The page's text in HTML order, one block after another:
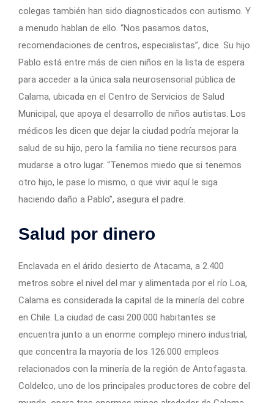
colegas también han sido diagnosticados con autismo. Y
a menudo hablan de ello. “Nos pasamos datos,
recomendaciones de centros, especialistas”, dice. Su hijo
Pablo está entre más de cien niños en la lista de espera
para acceder a la única sala neurosensorial pública de
Calama, ubicada en el Centro de Servicios de Salud
Municipal, que apoya el desarrollo de niños autistas. Los
médicos les dicen que dejar la ciudad podría mejorar la
salud de su hijo, pero la familia no tiene recursos para
mudarse a otro lugar. “Tenemos miedo que si tenemos
otro hijo, le pase lo mismo, o que vivir aquí le siga
haciendo daño a Pablo”, asegura el padre.
Salud por dinero
Enclavada en el árido desierto de Atacama, a 2.400
metros sobre el nivel del mar y alimentada por el río Loa,
Calama es considerada la capital de la minería del cobre
en Chile. La ciudad de casi 200.000 habitantes se
encuentra junto a un enorme complejo minero industrial,
que concentra la mayoría de los 126.000 empleos
relacionados con la minería de la región de Antofagasta.
Coldelco, uno de los principales productores de cobre del